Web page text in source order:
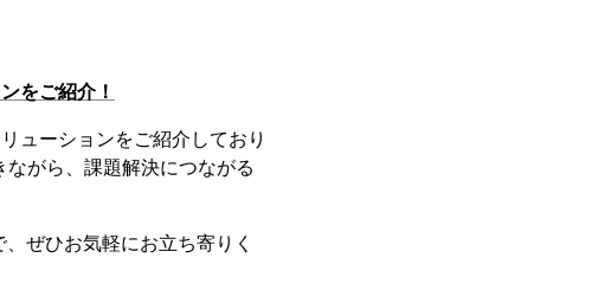
をご紹介！
ューションをご紹介しており
がら、課題解決につながる
ぜひお気軽にお立ち寄りく